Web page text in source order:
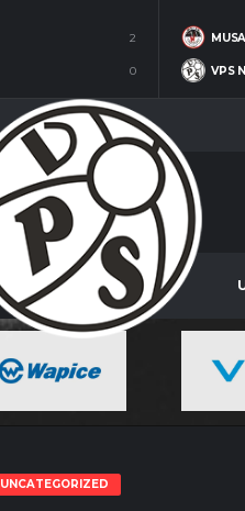
2
0 VPS N
UNCATEGORIZED